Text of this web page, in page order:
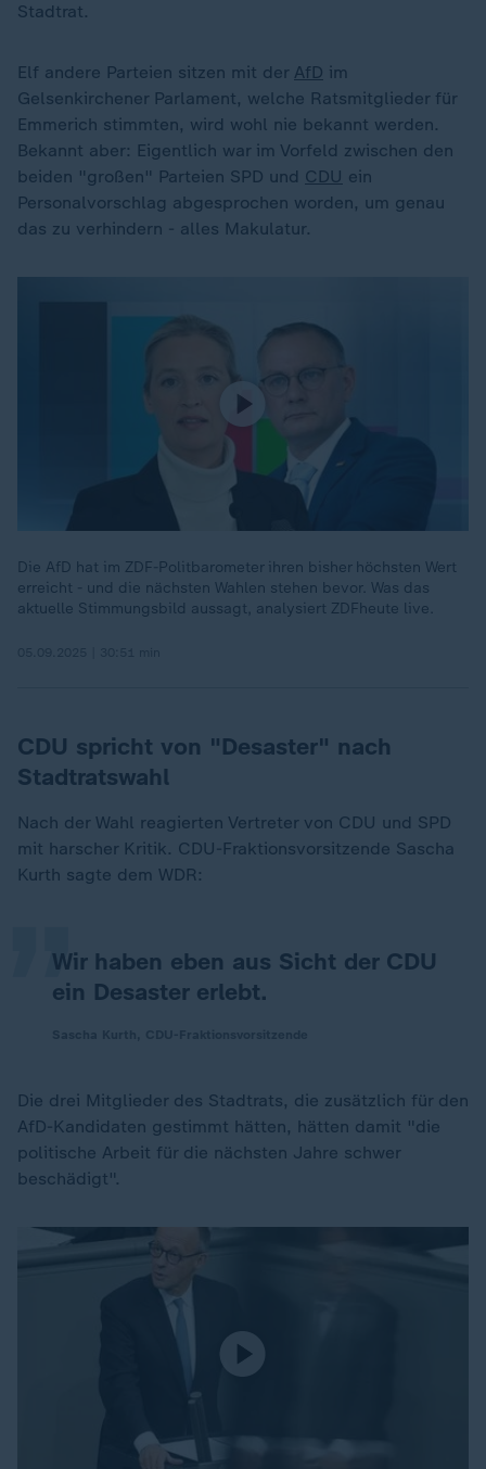
Stadtrat.
Elf andere Parteien sitzen mit der AfD im
Gelsenkirchener Parlament, welche Ratsmitglieder für
Emmerich stimmten, wird wohl nie bekannt werden.
Bekannt aber: Eigentlich war im Vorfeld zwischen den
beiden "großen" Parteien SPD und CDU ein
Personalvorschlag abgesprochen worden, um genau
das zu verhindern - alles Makulatur.
Die AfD hat im ZDF-Politbarometer ihren bisher höchsten Wert
erreicht - und die nächsten Wahlen stehen bevor. Was das
aktuelle Stimmungsbild aussagt, analysiert ZDFheute live.
CDU spricht von "Desaster" nach
Stadtratswahl
Nach der Wahl reagierten Vertreter von CDU und SPD
mit harscher Kritik. CDU-Fraktionsvorsitzende Sascha
Kurth sagte dem WDR:
Wir haben eben aus Sicht der CDU
ein Desaster erlebt.
„
Die drei Mitglieder des Stadtrats, die zusätzlich für den
AfD-Kandidaten gestimmt hätten, hätten damit "die
politische Arbeit für die nächsten Jahre schwer
beschädigt".